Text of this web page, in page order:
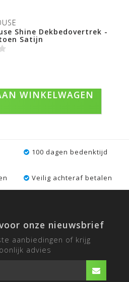
Shine Dekbedovertrek -
Satijn
WINKELWAGEN
100 dagen bedenktijd
Veilig achteraf betalen
onze nieuwsbrief
aanbiedingen of krijg
advies